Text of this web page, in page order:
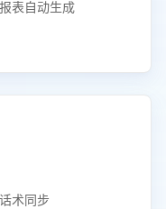
表自动生成
术同步